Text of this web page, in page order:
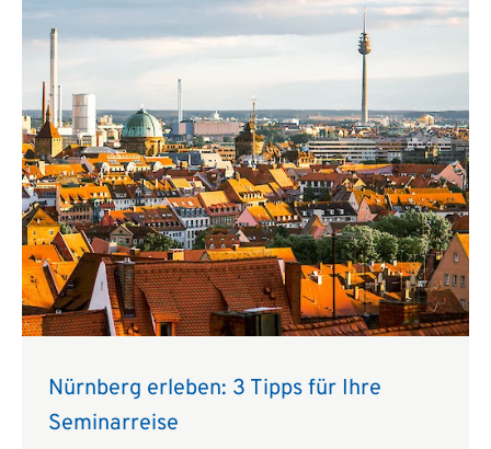
Nürnberg erleben: 3 Tipps für Ihre
Seminarreise